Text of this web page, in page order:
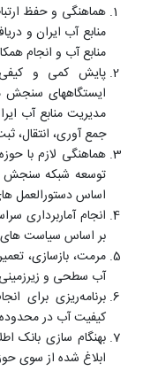
هماهنگی و حفظ
منابع آب ایران و
منابع آب و انجام
پایش کمی و
ایستگاههای سنجش
مدیریت منابع آب
جمع آوری، انتقال،
هماهنگی لازم با
توسعه شبکه سنجش
اساس دستورالعمل
انجام آماربرداری
بر اساس سیاست های
مرمت، بازسازی،
آب سطحی و زیرزمینی
برنامه‌ریزی برای
کیفیت آب در
بهنگام سازی بانک
ابلاغ شده از سوی